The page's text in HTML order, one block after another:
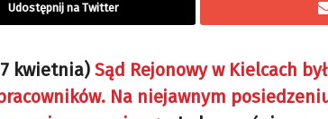
Udostępnij na Twitter
kwietnia) Sąd Rejonowy w Kielcach
Na niejawnym